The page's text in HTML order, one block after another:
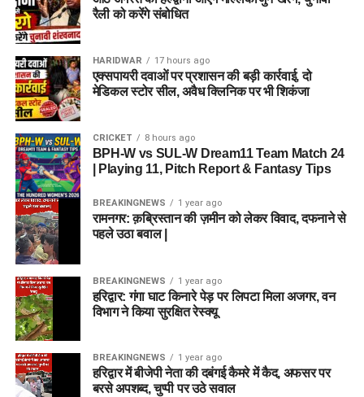
रैली को करेंगे संबोधित
HARIDWAR 17 hours ago
एक्सपायरी दवाओं पर प्रशासन की बड़ी कार्रवाई, दो
मेडिकल स्टोर सील, अवैध क्लिनिक पर भी शिकंजा
CRICKET 8 hours ago
BPH-W vs SUL-W Dream11 Team Match 24
| Playing 11, Pitch Report & Fantasy Tips
BREAKINGNEWS 1 year ago
रामनगर: क़ब्रिस्तान की ज़मीन को लेकर विवाद, दफनाने से
पहले उठा बवाल |
BREAKINGNEWS 1 year ago
हरिद्वार: गंगा घाट किनारे पेड़ पर लिपटा मिला अजगर, वन
विभाग ने किया सुरक्षित रेस्क्यू
BREAKINGNEWS 1 year ago
हरिद्वार में बीजेपी नेता की दबंगई कैमरे में कैद, अफसर पर
बरसे अपशब्द, चुप्पी पर उठे सवाल